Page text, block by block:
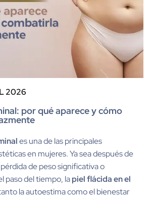
2026
por qué aparece y cómo
es una de las principales
en mujeres. Ya sea después de
de peso significativa o
paso del tiempo, lapiel flácida en el
la autoestima como el bienestar